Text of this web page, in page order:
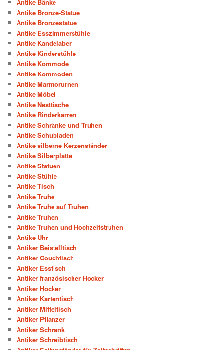
Antike Bänke
Antike Bronze-Statue
Antike Bronzestatue
Antike Esszimmerstühle
Antike Kandelaber
Antike Kinderstühle
Antike Kommode
Antike Kommoden
Antike Marmorurnen
Antike Möbel
Antike Nesttische
Antike Rinderkarren
Antike Schränke und Truhen
Antike Schubladen
Antike silberne Kerzenständer
Antike Silberplatte
Antike Statuen
Antike Stühle
Antike Tisch
Antike Truhe
Antike Truhe auf Truhen
Antike Truhen
Antike Truhen und Hochzeitstruhen
Antike Uhr
Antiker Beistelltisch
Antiker Couchtisch
Antiker Esstisch
Antiker französischer Hocker
Antiker Hocker
Antiker Kartentisch
Antiker Mitteltisch
Antiker Pflanzer
Antiker Schrank
Antiker Schreibtisch